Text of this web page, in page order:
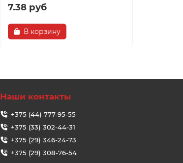
7.38 руб
В корзину
Наши контакты
+375 (44) 777-95-55
+375 (33) 302-44-31
+375 (29) 346-24-73
+375 (29) 308-76-54